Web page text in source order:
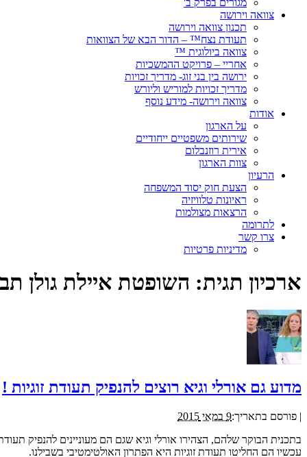
צוואה וירושה
תכנון צוואה וירושה
תעודת נצח™ – הדור הבא של הצוואות
צוואה ביולוגית ™
אחריי – פרויקט ההמשכיות
ירושה בין בני זוג- מדריך זכויות
מדריך זכויות למוריש וליורש
צוואה וירושה- מידע נוסף
אודות
על הארגון
שירותים משפטיים ייחודיים
אירית רוזנבלום
צוות הארגון
הרעיון
הצעת חוק יסוד המשפחה
ראיונות טלוויזיה
הרצאות מצולמות
לתרומה
צרו קשר
מדיניות פרטיות
ארכיון תגית: השופטת איילת גולן
מדוע גם אורלי וגיא רוצים להנפיק תעודת זוגיות !
| פורסם בתאריך:9 במאי 2015
בתכנית הבוקר שלהם, הצהירו אורלי וגיא שגם הם מעוניינים להנפיק
עכשיו הם החליטו תעודת זוגיות היא הפתרון האולטימטיבי בשבילנו.